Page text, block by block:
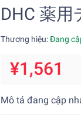
DHC 薬
Thương hiệu:Đang
¥1,561
Mô tả đang cập